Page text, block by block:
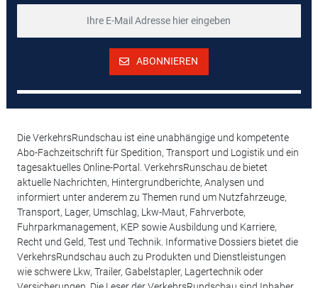
ABONNIEREN
Die VerkehrsRundschau ist eine unabhängige und kompetente
Abo-Fachzeitschrift für Spedition, Transport und Logistik und ein
tagesaktuelles Online-Portal. VerkehrsRunschau.de bietet
aktuelle Nachrichten, Hintergrundberichte, Analysen und
informiert unter anderem zu Themen rund um Nutzfahrzeuge,
Transport, Lager, Umschlag, Lkw-Maut, Fahrverbote,
Fuhrparkmanagement, KEP sowie Ausbildung und Karriere,
Recht und Geld, Test und Technik. Informative Dossiers bietet die
VerkehrsRundschau auch zu Produkten und Dienstleistungen
wie schwere Lkw, Trailer, Gabelstapler, Lagertechnik oder